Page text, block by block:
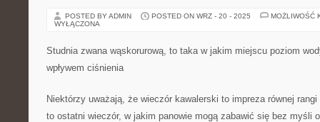
POSTED BY ADMIN POSTED ON WRZ - 20 - 2025
MOŻLIWOŚĆ
WYŁĄCZONA
Studnia zwana wąskorurową, to taka w jakim miejscu poziom
wpływem ciśnienia
Niektórzy uważają, że wieczór kawalerski to impreza równej
to ostatni wieczór, w jakim panowie mogą zabawić się bez myśli o